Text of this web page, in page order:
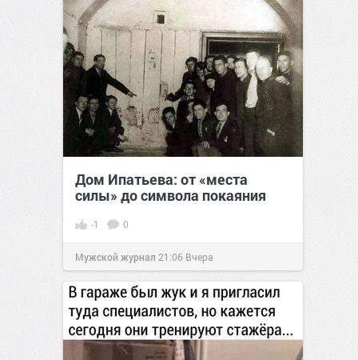
Дом Ипатьева: от «места
силы» до символа покаяния
-1 0
Мужской журнал 21:06 Вчера